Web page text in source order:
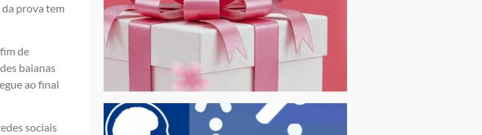
prova tem
de
baianas
ao final
sociais